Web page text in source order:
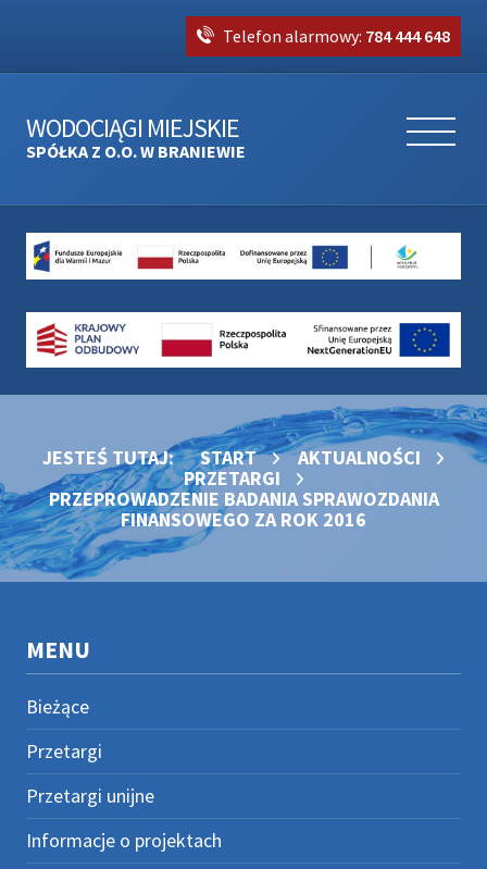
Telefon alarmowy: 784 444 648
WODOCIĄGI MIEJSKIE
SPÓŁKA Z O.O. W BRANIEWIE
JESTEŚ TUTAJ: START
AKTUALNOŚCI
PRZETARGI
PRZEPROWADZENIE BADANIA SPRAWOZDANIA
FINANSOWEGO ZA ROK 2016
MENU
Bieżące
Przetargi
Przetargi unijne
Informacje o projektach